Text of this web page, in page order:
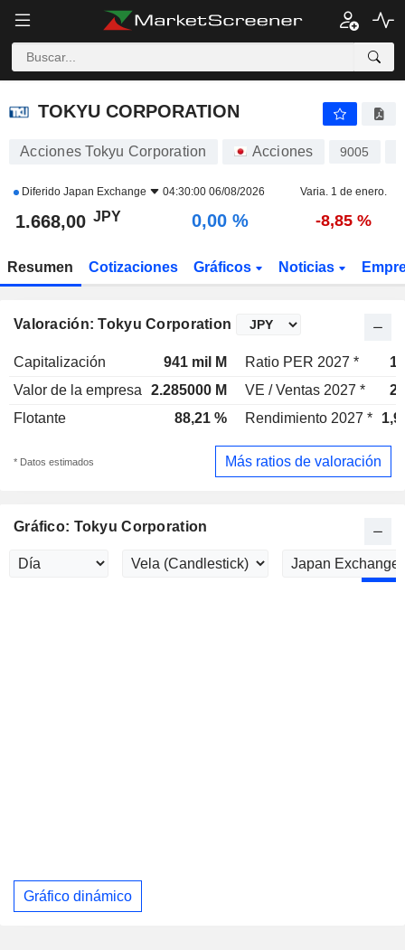
TOKYU CORPORATION
TOKYU CORPORATION
Acciones Tokyu Corporation Acciones 9005
Diferido Japan Exchange 04:30:00 06/08/2026 Varia. 1 de enero.
1.668,00 JPY 0,00 % -8,85 %
Resumen Cotizaciones Gráficos Noticias
Valoración: Tokyu Corporation
Capitalización 941 mil M Ratio PER 2027 *
Valor de la empresa
2.285000 M VE / Ventas 2027 *
Flotante
88,21 % Rendimiento 2027 *
* Datos estimados Más ratios de valoración
Gráfico: Tokyu Corporation
Gráfico dinámico